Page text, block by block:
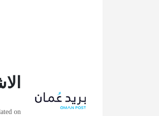
on